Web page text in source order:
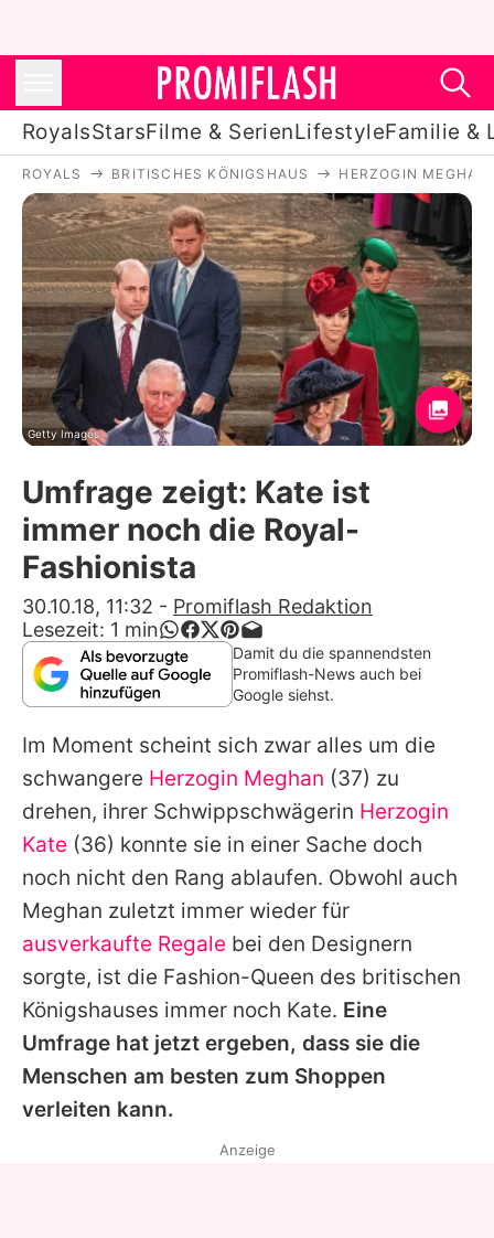
RoyalsStarsFilme & SerienLifestyleFamilie &
Royals
Stars
Filme & Serien
Lifestyle
Familie & Liebe
Promiflash Exklusiv
Alle Themen auf Promiflash
App runterladen
Team
Redaktionelle Richtlinien
Impressum
Datenschutzerklärung
Nutzungsbedingungen
Utiq verwalten
ROYALS BRITISCHES KÖNIGSHAUS HERZOGIN MEGHAN
Getty Images
Umfrage zeigt: Kate ist
immer noch die Royal-
Fashionista
30.10.18, 11:32 - Promiflash Redaktion
Lesezeit: 1 min
Damit du die spannendsten
Promiflash-News auch bei
Google siehst.
Im Moment scheint sich zwar alles um die
schwangere Herzogin Meghan (37) zu
drehen, ihrer Schwippschwägerin Herzogin
Kate (36) konnte sie in einer Sache doch
noch nicht den Rang ablaufen. Obwohl auch
Meghan zuletzt immer wieder für
ausverkaufte Regale bei den Designern
sorgte, ist die Fashion-Queen des britischen
Königshauses immer noch Kate. Eine
Umfrage hat jetzt ergeben, dass sie die
Menschen am besten zum Shoppen
verleiten kann.
Anzeige